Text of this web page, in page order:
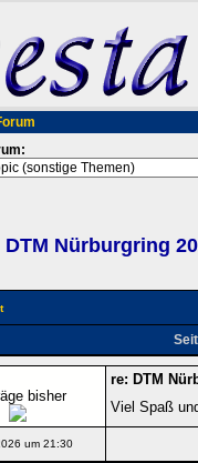
DTM Nürburgring
bisher
re: DTM
Viel Spaß
um 21:30